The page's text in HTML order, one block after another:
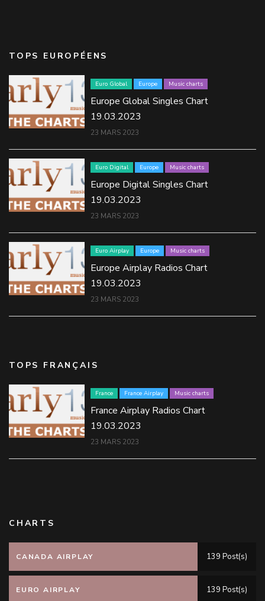
TOPS EUROPÉENS
Euro Global Europe Music charts
Europe Global Singles Chart
19.03.2023
23 MARS 2023
Euro Digital Europe Music charts
Europe Digital Singles Chart
19.03.2023
23 MARS 2023
Euro Airplay Europe Music charts
Europe Airplay Radios Chart
19.03.2023
23 MARS 2023
TOPS FRANÇAIS
France France Airplay Music charts
France Airplay Radios Chart
19.03.2023
23 MARS 2023
CHARTS
CANADA AIRPLAY 139 Post(s)
EURO AIRPLAY 139 Post(s)